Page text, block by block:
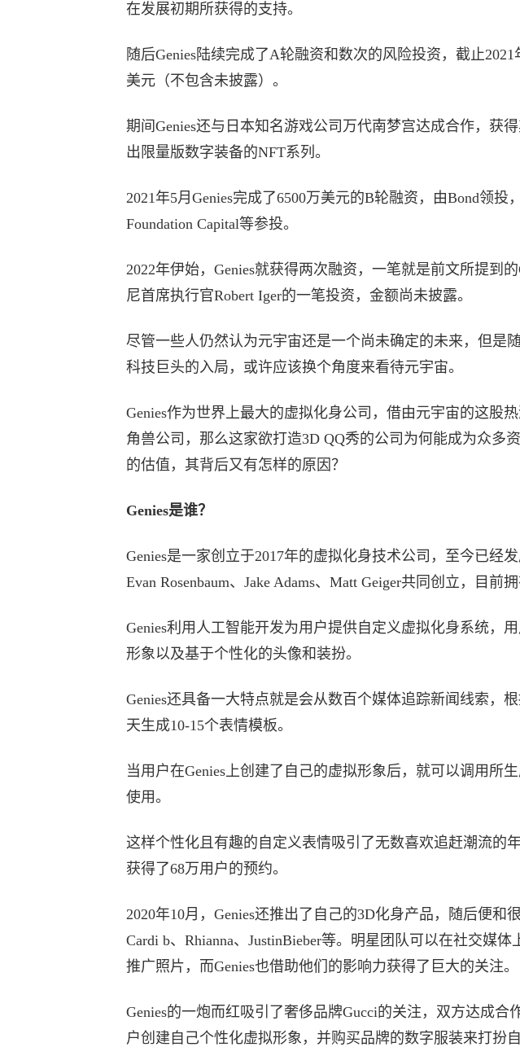
在发展初期所获得的支持。
随后Genies陆续完成了A轮融资和数次的风险投资，截止
美元（不包含未披露）。
期间Genies还与日本知名游戏公司万代南梦宫达成合作，获
出限量版数字装备的NFT系列。
2021年5月Genies完成了6500万美元的B轮融资，由Bond领投，
Foundation Capital等参投。
2022年伊始，Genies就获得两次融资，一笔就是前文所提到
尼首席执行官Robert Iger的一笔投资，金额尚未披露。
尽管一些人仍然认为元宇宙还是一个尚未确定的未来，但是
科技巨头的入局，或许应该换个角度来看待元宇宙。
Genies作为世界上最大的虚拟化身公司，借由元宇宙的这股
角兽公司，那么这家欲打造3D QQ秀的公司为何能成为众多
的估值，其背后又有怎样的原因？
Genies是谁？
Genies是一家创立于2017年的虚拟化身技术公司，至今已经发
Evan Rosenbaum、Jake Adams、Matt Geiger共同创立，目前
Genies利用人工智能开发为用户提供自定义虚拟化身系统，
形象以及基于个性化的头像和装扮。
Genies还具备一大特点就是会从数百个媒体追踪新闻线索，
天生成10-15个表情模板。
当用户在Genies上创建了自己的虚拟形象后，就可以调用所
使用。
这样个性化且有趣的自定义表情吸引了无数喜欢追赶潮流的
获得了68万用户的预约。
2020年10月，Genies还推出了自己的3D化身产品，随后便和
Cardi b、Rhianna、JustinBieber等。明星团队可以在社交媒
推广照片，而Genies也借助他们的影响力获得了巨大的关注。
Genies的一炮而红吸引了奢侈品牌Gucci的关注，双方达成合
户创建自己个性化虚拟形象，并购买品牌的数字服装来打扮